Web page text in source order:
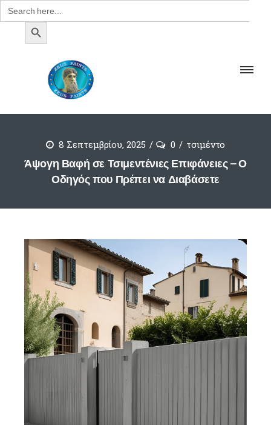
Search
for:
SEARCH BUTTON
8 Σεπτεμβρίου, 2025 0 τσιμέντο
Άψογη Βαφή σε Τσιμεντένιες Επιφάνειες – Ο
Οδηγός που Πρέπει να Διαβάσετε